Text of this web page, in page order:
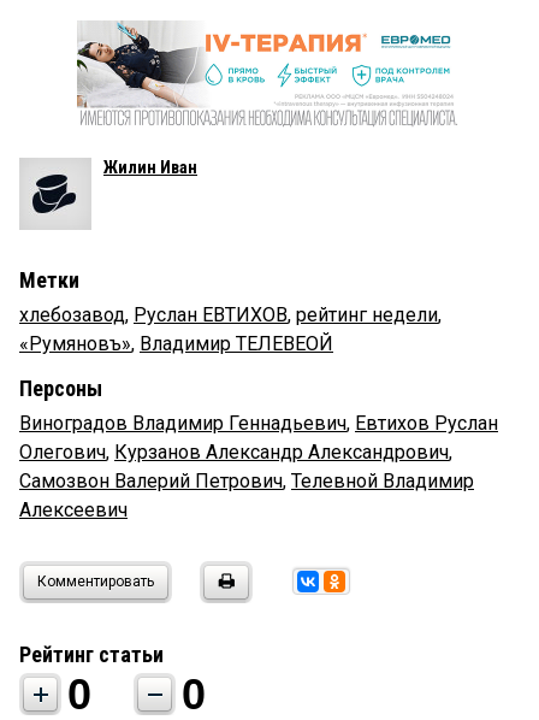
Жилин Иван
Метки
хлебозавод, Руслан ЕВТИХОВ, рейтинг недели,
«Румяновъ», Владимир ТЕЛЕВЕОЙ
Персоны
Виноградов Владимир Геннадьевич, Евтихов Руслан
Олегович, Курзанов Александр Александрович,
Самозвон Валерий Петрович, Телевной Владимир
Алексеевич
Комментировать
Рейтинг статьи
0 0